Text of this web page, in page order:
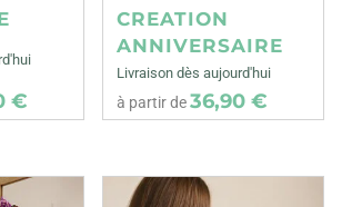
€
CREATION
ANNIVERSAIRE
Livraison dès aujourd'hui
à partir de36,90 €